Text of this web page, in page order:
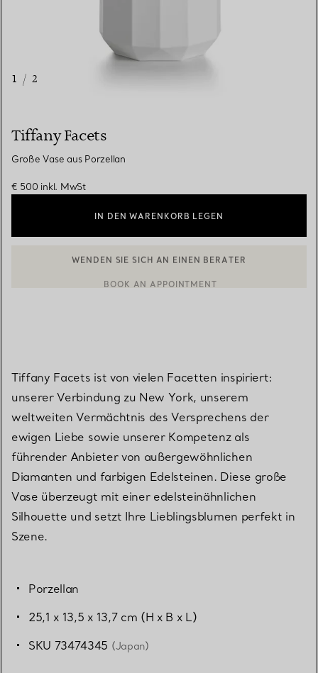
1 / 2
Tiffany Facets
Große Vase aus Porzellan
€ 500 inkl. MwSt
IN DEN WARENKORB LEGEN
Tiffany Facets ist von vielen Facetten inspiriert:
unserer Verbindung zu New York, unserem
weltweiten Vermächtnis des Versprechens der
ewigen Liebe sowie unserer Kompetenz als
führender Anbieter von außergewöhnlichen
Diamanten und farbigen Edelsteinen. Diese große
Vase überzeugt mit einer edelsteinähnlichen
Silhouette und setzt Ihre Lieblingsblumen perfekt in
Szene.
Porzellan
25,1 x 13,5 x 13,7 cm (H x B x L)
SKU 73474345 (Japan)